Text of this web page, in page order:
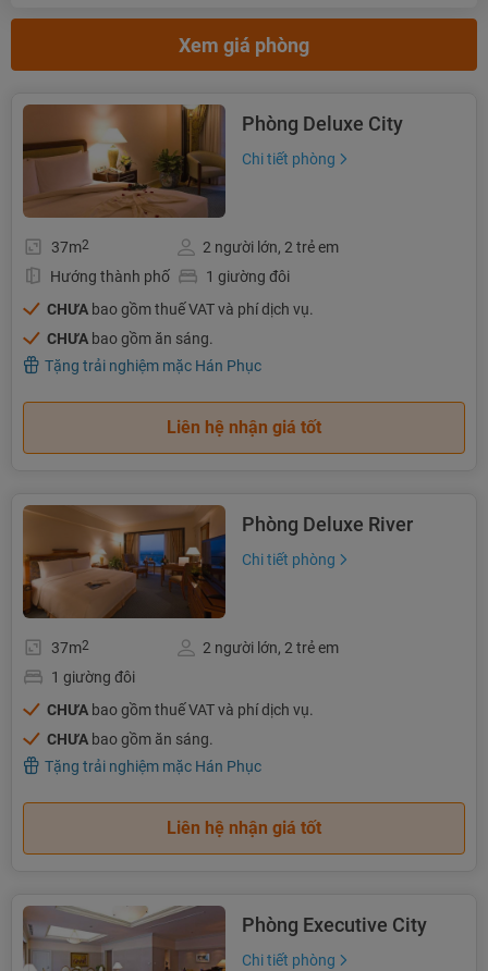
Xem giá phòng
Phòng Deluxe City
Chi tiết phòng
37m2
2 người lớn, 2 trẻ em
Hướng thành phố
1 giường đôi
CHƯA bao gồm thuế VAT và phí dịch vụ.
CHƯA bao gồm ăn sáng.
Tặng trải nghiệm mặc Hán Phục
Liên hệ nhận giá tốt
Phòng Deluxe River
Chi tiết phòng
37m2
2 người lớn, 2 trẻ em
1 giường đôi
CHƯA bao gồm thuế VAT và phí dịch vụ.
CHƯA bao gồm ăn sáng.
Tặng trải nghiệm mặc Hán Phục
Liên hệ nhận giá tốt
Phòng Executive City
Chi tiết phòng